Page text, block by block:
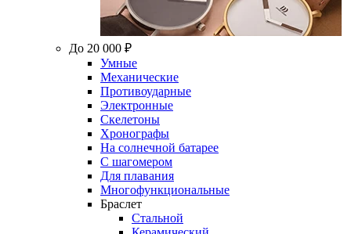
До 20 000 ₽
Умные
Механические
Противоударные
Электронные
Скелетоны
Хронографы
На солнечной батарее
С шагомером
Для плавания
Многофункциональные
Браслет
Стальной